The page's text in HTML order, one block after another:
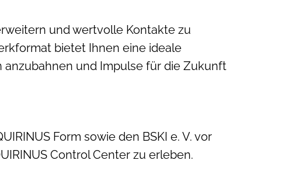
und wertvolle Kontakte zu
bietet Ihnen eine ideale
und Impulse für die Zukunft
Form sowie den BSKI e. V. vor
Control Center zu erleben.